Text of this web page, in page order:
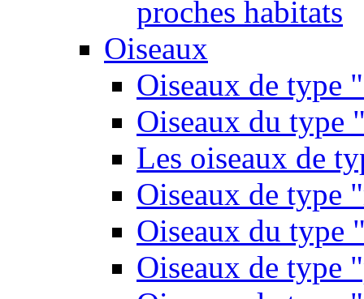
proches habitats
Oiseaux
Oiseaux de type
Oiseaux du type
Les oiseaux de
Oiseaux de type
Oiseaux du type
Oiseaux de type